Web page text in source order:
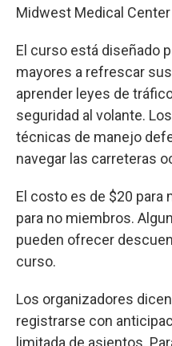
Midwest Medical Center
El curso está diseñado
mayores a refrescar
aprender leyes de
seguridad al volante.
técnicas de manejo
navegar las carreteras
El costo es de $20 para
para no miembros.
pueden ofrecer
curso.
Los organizadores
registrarse con
limitada de asientos.